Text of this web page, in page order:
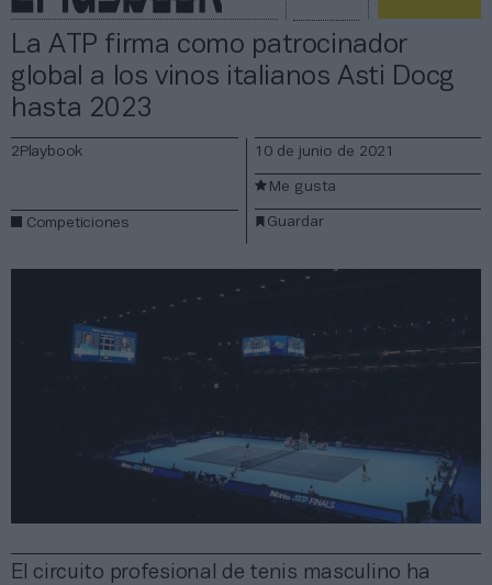
La ATP firma como patrocinador
global a los vinos italianos Asti Docg
hasta 2023
El circuito profesional de tenis masculino ha
2Playbook
Competiciones
10 de junio de 2021
Guardar
Me gusta